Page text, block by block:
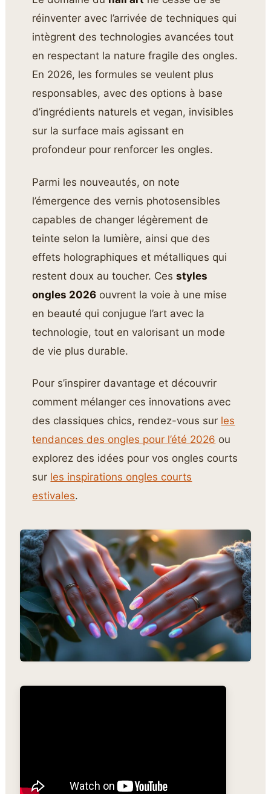
réinventer avec l’arrivée de techniques qui
intègrent des technologies avancées tout
en respectant la nature fragile des ongles.
En 2026, les formules se veulent plus
responsables, avec des options à base
d’ingrédients naturels et vegan, invisibles
sur la surface mais agissant en
profondeur pour renforcer les ongles.
Parmi les nouveautés, on note
l’émergence des vernis photosensibles
capables de changer légèrement de
teinte selon la lumière, ainsi que des
effets holographiques et métalliques qui
restent doux au toucher. Cesstyles
ongles 2026 ouvrent la voie à une mise
en beauté qui conjugue l’art avec la
technologie, tout en valorisant un mode
de vie plus durable.
Pour s’inspirer davantage et découvrir
comment mélanger ces innovations avec
des classiques chics, rendez-vous sur les
tendances des ongles pour l’été 2026 ou
explorez des idées pour vos ongles courts
sur les inspirations ongles courts
estivales.